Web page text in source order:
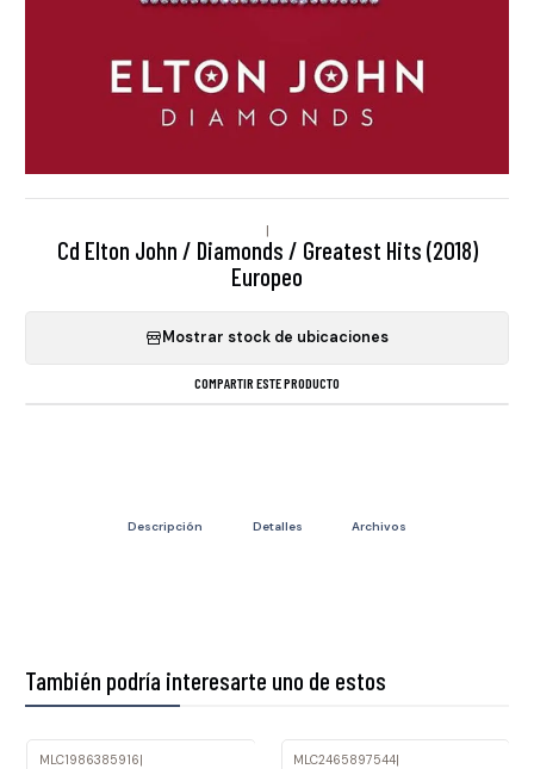
|
Cd Elton John / Diamonds / Greatest Hits (2018)
Europeo
Mostrar stock de ubicaciones
COMPARTIR ESTE PRODUCTO
Descripción Detalles Archivos
También podría interesarte uno de estos
MLC1986385916| MLC2465897544|